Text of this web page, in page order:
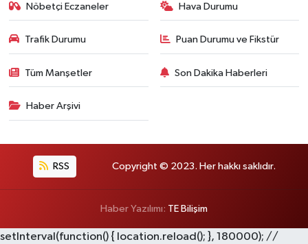
Nöbetçi Eczaneler Hava Durumu
Trafik Durumu Puan Durumu ve Fikstür
Tüm Manşetler Son Dakika Haberleri
Haber Arşivi
RSS Copyright © 2023. Her hakkı saklıdır.
Haber Yazılımı: TE Bilişim
setInterval(function() { location.reload(); }, 180000); //